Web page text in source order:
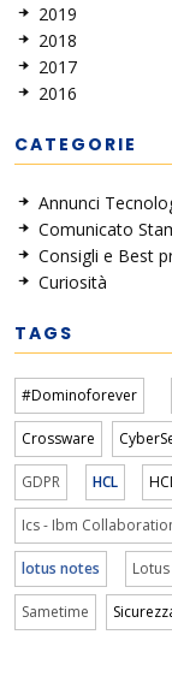
2019
2018
2017
2016
CATEGORIE
Annunci
Comunicato
Consigli e Best
Curiosità
TAGS
#Dominoforever
Crossware
GDPR HCL
Ics - Ibm
lotus notes
Sametime